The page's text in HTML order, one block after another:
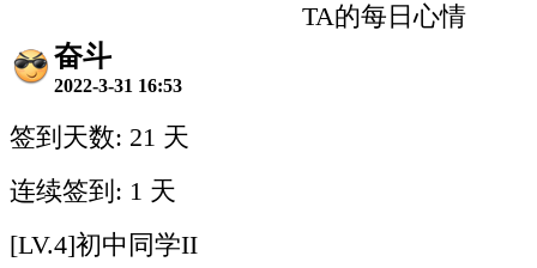
TA的每日心情
奋斗
2022-3-31 16:53
签到天数: 21 天
连续签到: 1 天
[LV.4]初中同学II